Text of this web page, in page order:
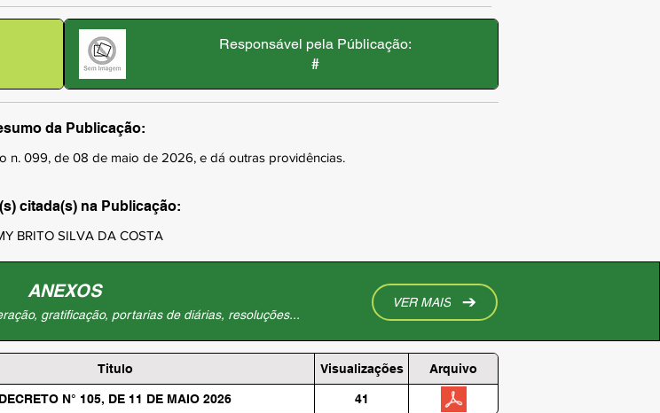
Responsável pela Públicação:
#
da Publicação:
n. 099, de 08 de maio de 2026, e dá outras providências.
citada(s) na Publicação:
BRITO SILVA DA COSTA
ANEXOS
gratificação, portarias de diárias, resoluções...
VER MAIS
Titulo Visualizações Arquivo
DECRETO N° 105, DE 11 DE MAIO 2026 41